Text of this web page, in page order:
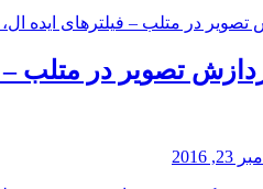
تصویر در متلب